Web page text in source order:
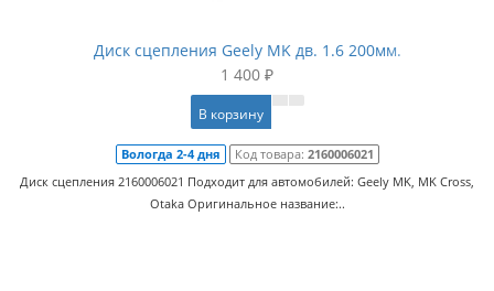
Диск сцепления Geely MK дв. 1.6 200мм.
1 400 ₽
В корзину
Вологда 2-4 дня Код товара: 2160006021
Диск сцепления 2160006021 Подходит для автомобилей: Geely MK, MK Cross,
Otaka Оригинальное название:..